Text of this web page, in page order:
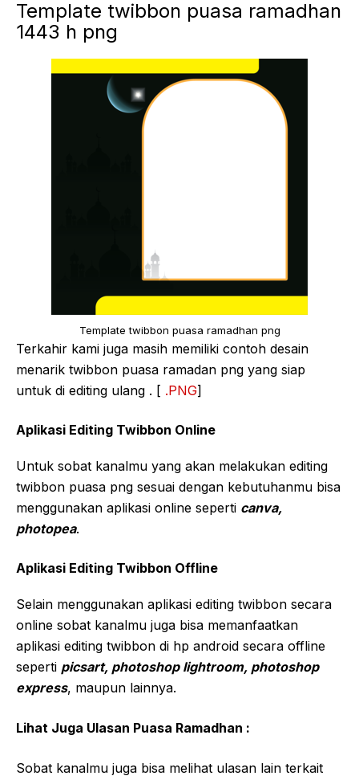
Template twibbon puasa ramadhan
1443 h png
Template twibbon puasa ramadhan png
Terkahir kami juga masih memiliki contoh desain
menarik twibbon puasa ramadan png yang siap
untuk di editing ulang . [ .PNG]
Aplikasi Editing Twibbon Online
Untuk sobat kanalmu yang akan melakukan editing
twibbon puasa png sesuai dengan kebutuhanmu bisa
menggunakan aplikasi online seperti canva,
photopea.
Aplikasi Editing Twibbon Offline
Selain menggunakan aplikasi editing twibbon secara
online sobat kanalmu juga bisa memanfaatkan
aplikasi editing twibbon di hp android secara offline
seperti picsart, photoshop lightroom, photoshop
express, maupun lainnya.
Lihat Juga Ulasan Puasa Ramadhan :
Sobat kanalmu juga bisa melihat ulasan lain terkait